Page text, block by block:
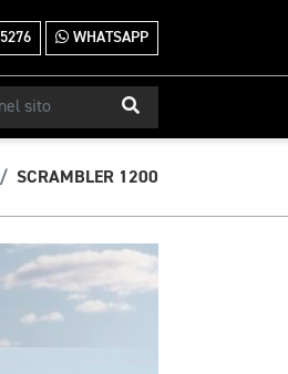
WHATSAPP
SCRAMBLER 1200